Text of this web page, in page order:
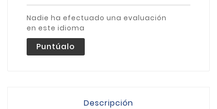
Nadie ha efectuado una evaluación
en este idioma
Puntúalo
Descripción